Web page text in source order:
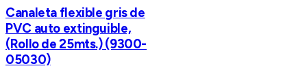
Canaleta flexible gris de
PVC auto extinguible,
(Rollo de 25mts.) (9300-
05030)